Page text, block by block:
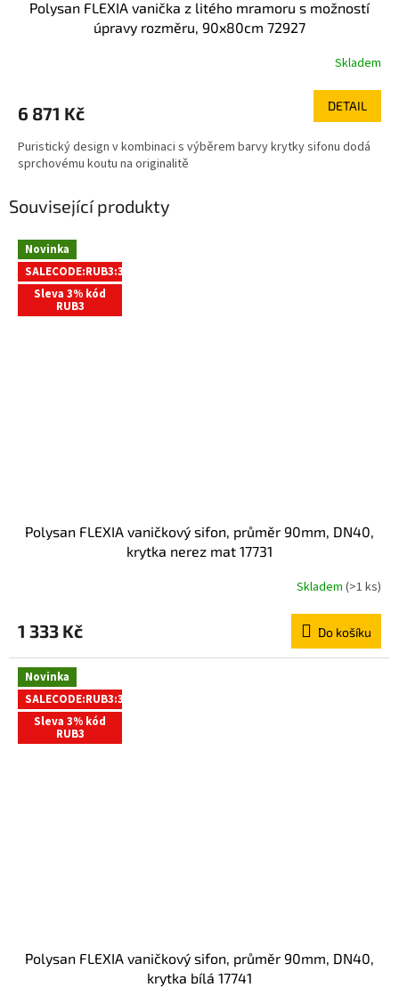
Související produkty
Novinka
SALECODE:RUB3:3:%
Sleva 3% kód
RUB3
Polysan FLEXIA vaničkový sifon, průměr 90mm, DN40,
krytka nerez mat 17731
Skladem (>1 ks)
1 333 Kč Do košíku
Novinka
SALECODE:RUB3:3:%
Sleva 3% kód
RUB3
Polysan FLEXIA vaničkový sifon, průměr 90mm, DN40,
krytka bílá 17741
Polysan FLEXIA vanička z litého mramoru s možností
úpravy rozměru, 90x80cm 72927
Skladem
6 871 Kč DETAIL
Puristický design v kombinaci s výběrem barvy krytky sifonu dodá
sprchovému koutu na originalitě